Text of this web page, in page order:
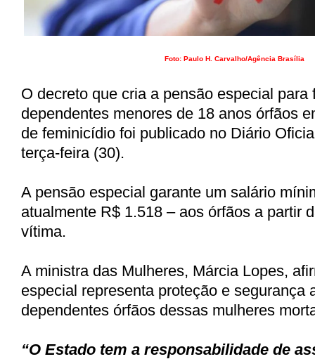
Foto: Paulo H. Carvalho/Agência Brasília
O decreto que cria a pensão especial para
dependentes menores de 18 anos órfãos
de feminicídio foi publicado no Diário
terça-feira (30).
A pensão especial garante um salário
atualmente R$ 1.518 – aos órfãos a partir
vítima.
A ministra das Mulheres, Márcia Lopes,
especial representa proteção e segurança
dependentes órfãos dessas mulheres
“O Estado tem a responsabilidade de